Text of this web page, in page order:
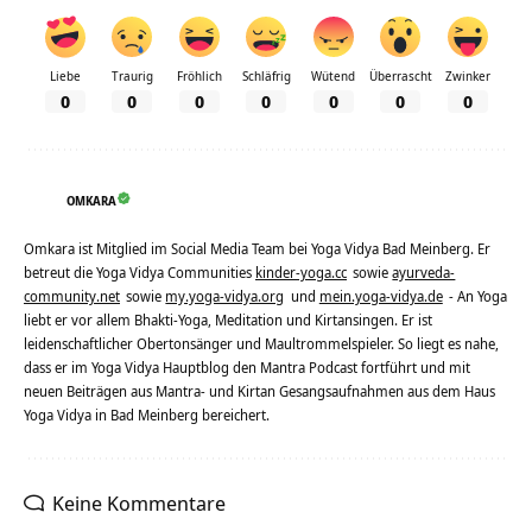
Liebe
0
Traurig
0
Fröhlich
0
Schläfrig
0
Wütend
0
Überrascht
0
Zwinker
0
OMKARA
Omkara ist Mitglied im Social Media Team bei Yoga Vidya Bad Meinberg. Er
betreut die Yoga Vidya Communities kinder-yoga.cc sowieayurveda-
community.net sowie my.yoga-vidya.org und mein.yoga-vidya.de - An Yoga
liebt er vor allem Bhakti-Yoga, Meditation und Kirtansingen. Er ist
leidenschaftlicher Obertonsänger und Maultrommelspieler. So liegt es nahe,
dass er im Yoga Vidya Hauptblog den Mantra Podcast fortführt und mit
neuen Beiträgen aus Mantra- und Kirtan Gesangsaufnahmen aus dem Haus
Yoga Vidya in Bad Meinberg bereichert.
Keine Kommentare